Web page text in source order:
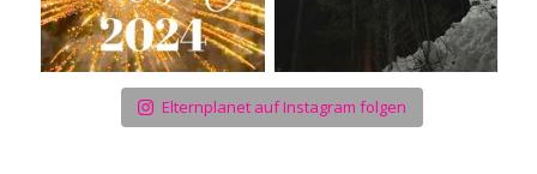
Elternplanet auf Instagram folgen